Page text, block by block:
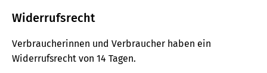
Widerrufsrecht
Verbraucherinnen und Verbraucher haben ein
Widerrufsrecht von 14 Tagen.